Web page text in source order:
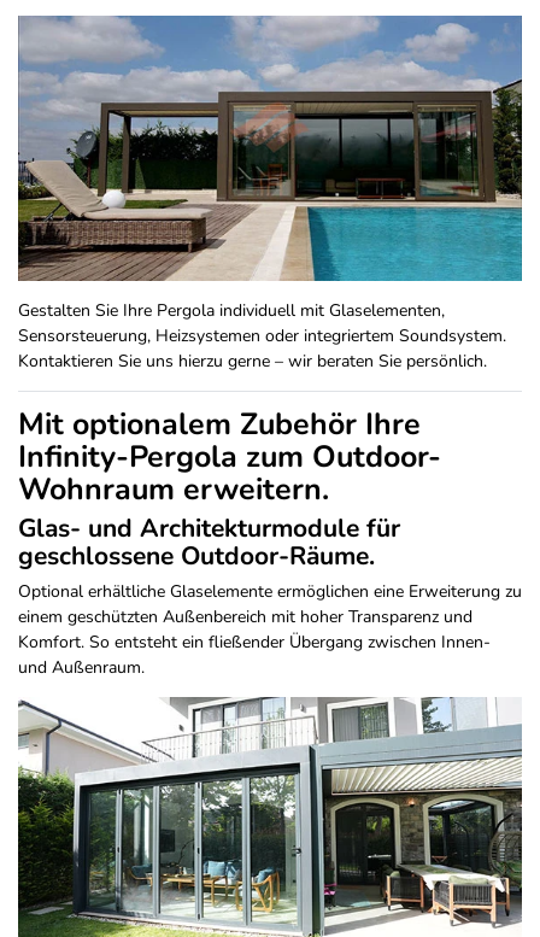
Gestalten Sie Ihre Pergola individuell mit Glaselementen,
Sensorsteuerung, Heizsystemen oder integriertem Soundsystem.
Kontaktieren Sie uns hierzu gerne – wir beraten Sie persönlich.
Mit optionalem Zubehör Ihre
Infinity-Pergola zum Outdoor-
Wohnraum erweitern.
Glas- und Architekturmodule für
geschlossene Outdoor-Räume.
Optional erhältliche Glaselemente ermöglichen eine Erweiterung zu
einem geschützten Außenbereich mit hoher Transparenz und
Komfort. So entsteht ein fließender Übergang zwischen Innen-
und Außenraum.